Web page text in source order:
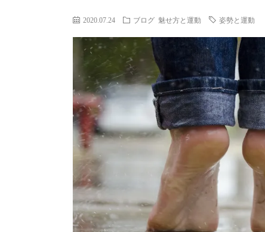
2020.07.24 ブログ 魅せ方と運動 姿勢と運動